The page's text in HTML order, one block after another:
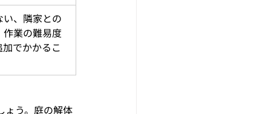
、隣家との
業の難易度
でかかるこ
ょう。庭の解体